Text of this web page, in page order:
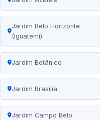
Jardim Belo Horizonte
(Iguatemi)
Jardim Botânico
Jardim Brasília
Jardim Campo Belo